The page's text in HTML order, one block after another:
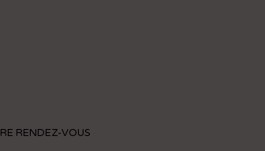
RENDEZ-VOUS